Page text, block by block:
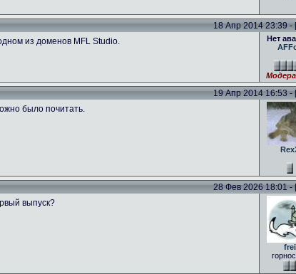
18 Апр 2014 23:39 - [
из доменов MFL Studio.
Нет
19 Апр 2014 16:53 - [
было почитать.
28 Фев 2026 18:01 - [
выпуск?
frei